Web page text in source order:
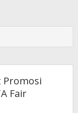
Promosi
Fair